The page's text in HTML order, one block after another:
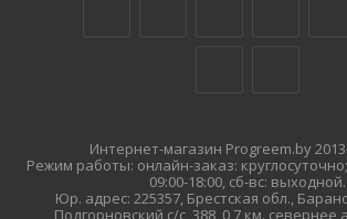
Интернет-магазин Progreem.by
Режим работы: онлайн-заказ:
09:00-18:00, сб-вс: выходной.
Юр. адрес: 225357, Брестская обл.,
Подгорновский с/с, 388, 0,7 км. севернее